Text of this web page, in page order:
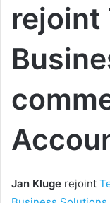
rejoint
Jan Kluge rejoint